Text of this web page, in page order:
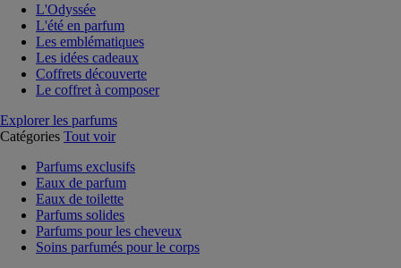
L'Odyssée
L'été en parfum
Les emblématiques
Les idées cadeaux
Coffrets découverte
Le coffret à composer
Explorer les parfums
Catégories Tout voir
Parfums exclusifs
Eaux de parfum
Eaux de toilette
Parfums solides
Parfums pour les cheveux
Soins parfumés pour le corps